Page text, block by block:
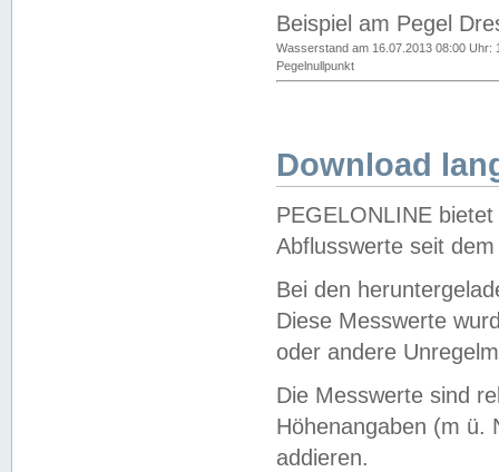
Beispiel am Pegel
Wasserstand am 16.07.2013 08:00 Uhr:
Pegelnullpunkt
Download
PEGELONLINE
Abflusswerte seit
Bei den
Diese Messwerte
oder andere
Die Messwerte sind
Höhenangaben (m ü.
addieren.